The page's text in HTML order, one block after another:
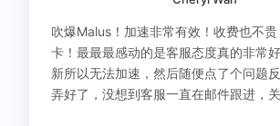
吹爆Malus！加速非常有效！收费也不
卡！最最最感动的是客服态度真的非常
新所以无法加速，然后随便点了个问题
弄好了，没想到客服一直在邮件跟进，